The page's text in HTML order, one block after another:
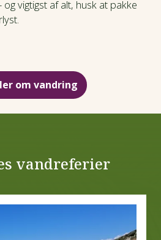
vigtigst af alt, husk at pakke
om vandring
vandreferier